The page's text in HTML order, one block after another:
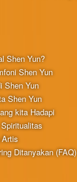
Shen Yun?
Shen Yun
Shen Yun
Shen Yun
kita Hadapi
Artis
Ditanyakan (FAQ)